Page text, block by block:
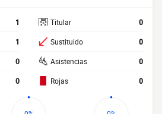
1
1
0
0
Titular 0
Sustituido 0
Asistencias 0
Rojas 0